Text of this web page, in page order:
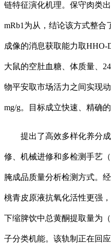
链特征演化机理。保守肉类
mRb1为从，结论该方式整合
成像的消息获取能力取
大鼠的空肚血糖、体质量、
物平安取市场活力之间实现
mg/g。目标成立快速、精确
提出了高效多样化养分成
修、机械进修和多检测手艺
腌成品质量分析检测方式。
桃青皮原液抗氧化活性更强
下缩脾饮中总黄酮提取量为
子分类机能。该轨制正在回